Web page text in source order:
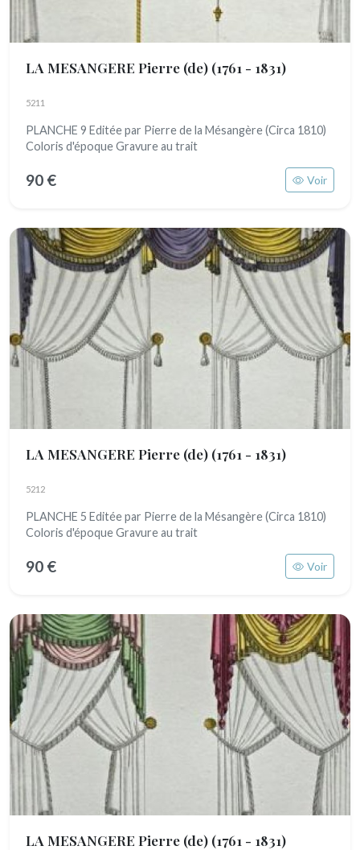
LA MESANGERE Pierre (de) (1761 - 1831)
5211
PLANCHE 9 Editée par Pierre de la Mésangère (Circa 1810)
Coloris d'époque Gravure au trait
90 € Voir
LA MESANGERE Pierre (de) (1761 - 1831)
5212
PLANCHE 5 Editée par Pierre de la Mésangère (Circa 1810)
Coloris d'époque Gravure au trait
90 € Voir
LA MESANGERE Pierre (de) (1761 - 1831)